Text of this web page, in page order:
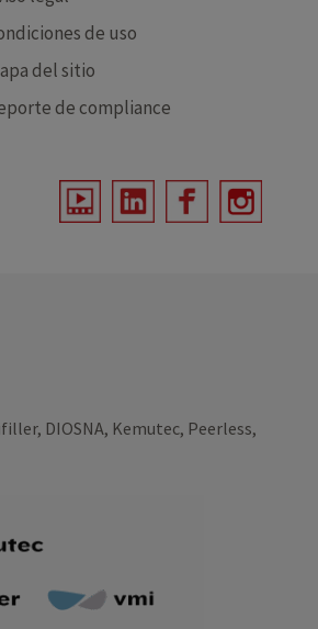
de uso
del sitio
de compliance
DIOSNA, Kemutec, Peerless,